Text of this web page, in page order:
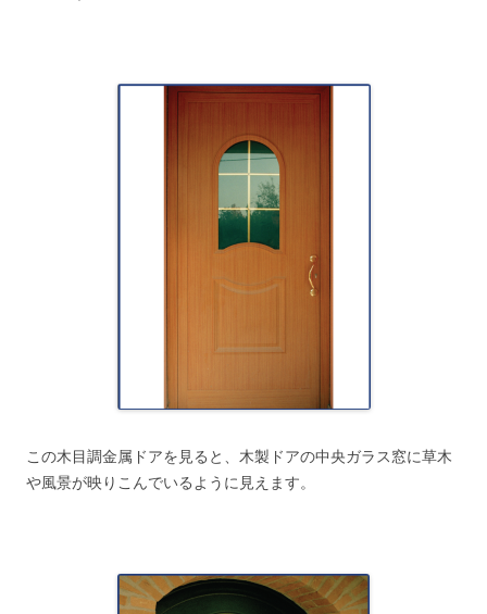
この木目調金属ドアを見ると、木製ドアの中央ガラス窓に草木
や風景が映りこんでいるように見えます。